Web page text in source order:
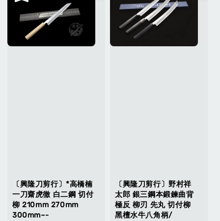
〔興隆刀剪行〕*高橋楠
一刀齋虎徹 白二鋼 切付
柳 210mm 270mm
300mm~-
〔興隆刀剪行〕野村祥
太郎 銀三鋼本鍛鍊曲背
極反 柳刃 先丸 切付柳
黑檀水牛八角柄/